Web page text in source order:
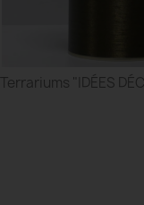
Terrariums "IDÉES